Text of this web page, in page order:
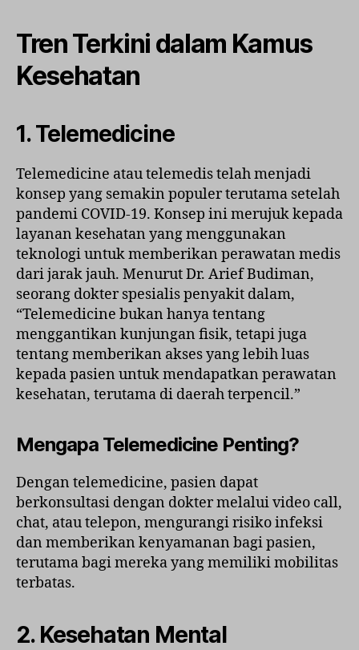
Tren Terkini dalam Kamus
Kesehatan
1. Telemedicine
Telemedicine atau telemedis telah menjadi
konsep yang semakin populer terutama setelah
pandemi COVID-19. Konsep ini merujuk kepada
layanan kesehatan yang menggunakan
teknologi untuk memberikan perawatan medis
dari jarak jauh. Menurut Dr. Arief Budiman,
seorang dokter spesialis penyakit dalam,
“Telemedicine bukan hanya tentang
menggantikan kunjungan fisik, tetapi juga
tentang memberikan akses yang lebih luas
kepada pasien untuk mendapatkan perawatan
kesehatan, terutama di daerah terpencil.”
Mengapa Telemedicine Penting?
Dengan telemedicine, pasien dapat
berkonsultasi dengan dokter melalui video call,
chat, atau telepon, mengurangi risiko infeksi
dan memberikan kenyamanan bagi pasien,
terutama bagi mereka yang memiliki mobilitas
terbatas.
2. Kesehatan Mental